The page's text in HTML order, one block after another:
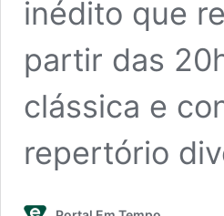
inédito que
partir das
clássica e
repertório